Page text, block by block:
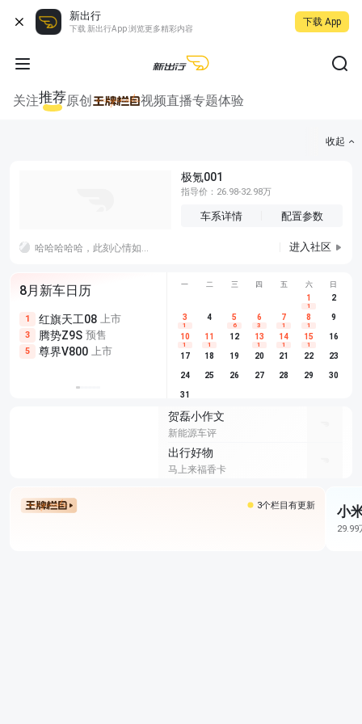
新出行
下载 新出行App 浏览更多精彩内容
下载 App
关注推荐原创 视频直播专题体验
收起
极氪001
指导价：26.98-32.98万
车系详情 配置参数
哈哈哈哈哈，此刻心情如图，赶紧跑路回家收拾行李，明早出发 一颗
进入社区
8月新车日历
1 红旗天工08 上市
3 腾势Z9S 预售
5 尊界V800 上市
尊界V680 上市
享界G9 预售
别克至境L7 预售
埃安
长城H10
深蓝S05
一 二 三 四 五 六 日
1
1
2
3
1
4 5
6
6
3
7
1
8
1
9
10
1
11
1
12 13
1
14
1
15
1
16
17 18 19 20 21 22 23
24 25 26 27 28 29 30
31
贺磊小作文
新能源车评
出行好物
马上来福香卡
3个栏目有更新 小
29.99